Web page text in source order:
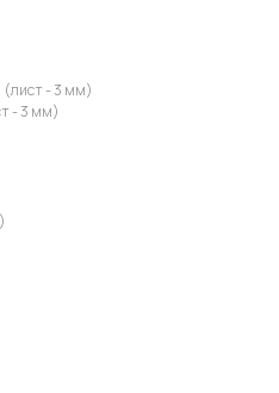
(лист - 3 мм)
- 3 мм)